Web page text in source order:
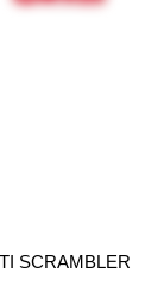
SCRAMBLER